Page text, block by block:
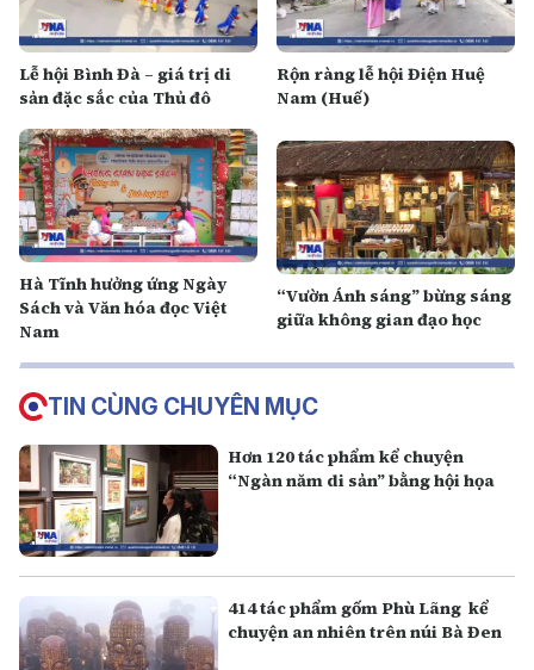
Lễ hội Bình Đà – giá trị di
sản đặc sắc của Thủ đô
Rộn ràng lễ hội Điện Huệ
Nam (Huế)
Hà Tĩnh hưởng ứng Ngày
Sách và Văn hóa đọc Việt
Nam
“Vườn Ánh sáng” bừng sáng
giữa không gian đạo học
TIN CÙNG CHUYÊN MỤC
Hơn 120 tác phẩm kể chuyện
“Ngàn năm di sản” bằng hội họa
414 tác phẩm gốm Phù Lãng kể
chuyện an nhiên trên núi Bà Đen